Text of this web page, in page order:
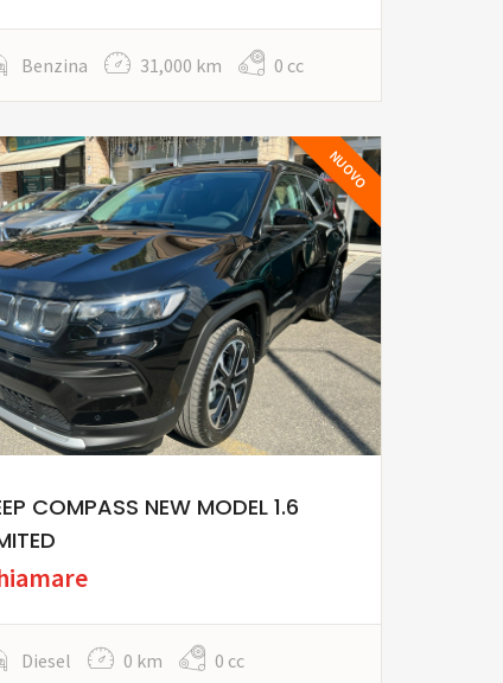
Benzina 31,000 km 0 cc
NUOVO
COMPASS NEW MODEL 1.6
Diesel 0 km 0 cc